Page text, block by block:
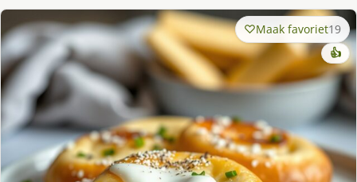
Maak favoriet19
👍